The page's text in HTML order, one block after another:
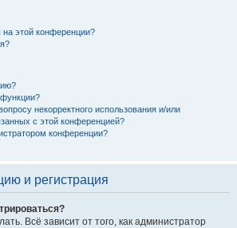
этой конференции?
некорректного использования и/или
с этой конференцией?
конференции?
и регистрация
Всё зависит от того, как администратор